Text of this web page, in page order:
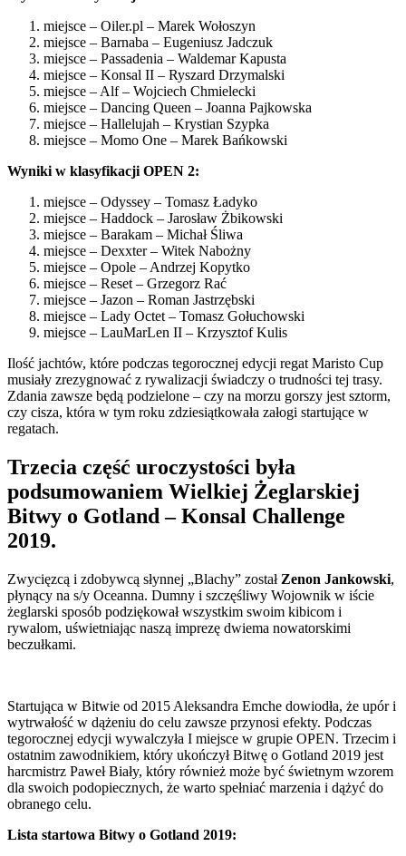
miejsce – Oiler.pl – Marek Wołoszyn
miejsce – Barnaba – Eugeniusz Jadczuk
miejsce – Passadenia – Waldemar Kapusta
miejsce – Konsal II – Ryszard Drzymalski
miejsce – Alf – Wojciech Chmielecki
miejsce – Dancing Queen – Joanna Pajkowska
miejsce – Hallelujah – Krystian Szypka
miejsce – Momo One – Marek Bańkowski
Wyniki w klasyfikacji OPEN 2:
miejsce – Odyssey – Tomasz Ładyko
miejsce – Haddock – Jarosław Żbikowski
miejsce – Barakam – Michał Śliwa
miejsce – Dexxter – Witek Nabożny
miejsce – Opole – Andrzej Kopytko
miejsce – Reset – Grzegorz Rać
miejsce – Jazon – Roman Jastrzębski
miejsce – Lady Octet – Tomasz Gołuchowski
miejsce – LauMarLen II – Krzysztof Kulis
Ilość jachtów, które podczas tegorocznej edycji regat Maristo Cup
musiały zrezygnować z rywalizacji świadczy o trudności tej trasy.
Zdania zawsze będą podzielone – czy na morzu gorszy jest sztorm,
czy cisza, która w tym roku zdziesiątkowała załogi startujące w
regatach.
Trzecia część uroczystości była
podsumowaniem Wielkiej Żeglarskiej
Bitwy o Gotland – Konsal Challenge
2019.
Zwycięzcą i zdobywcą słynnej „Blachy” został Zenon Jankowski,
płynący na s/y Oceanna. Dumny i szczęśliwy Wojownik w iście
żeglarski sposób podziękował wszystkim swoim kibicom i
rywalom, uświetniając naszą imprezę dwiema nowatorskimi
beczułkami.
Startująca w Bitwie od 2015 Aleksandra Emche dowiodła, że upór i
wytrwałość w dążeniu do celu zawsze przynosi efekty. Podczas
tegorocznej edycji wywalczyła I miejsce w grupie OPEN. Trzecim i
ostatnim zawodnikiem, który ukończył Bitwę o Gotland 2019 jest
harcmistrz Paweł Biały, który również może być świetnym wzorem
dla swoich podopiecznych, że warto spełniać marzenia i dążyć do
obranego celu.
Lista startowa Bitwy o Gotland 2019: